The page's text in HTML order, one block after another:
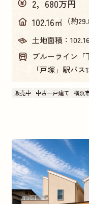
2，680万円
102.16㎡ （約
土地面積：
ブルーライン「
「戸塚」駅バ
販売中 中古一戸建て 横浜